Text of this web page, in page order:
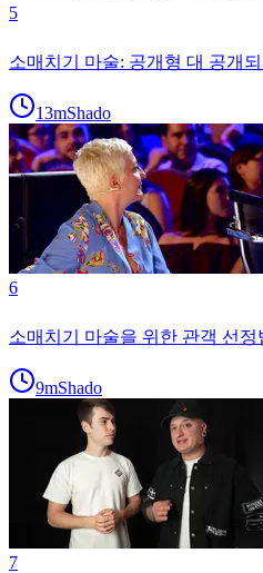
5
소매치기 마술: 공개형 대 공개
13mShado
6
소매치기 마술을 위한 관객 선정
9mShado
7